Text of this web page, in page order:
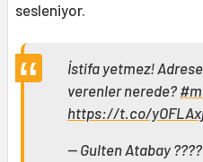
sesleniyor.
İstifa yetmez!
verenler nerede?
https://t.co/
— Gulten Atabay